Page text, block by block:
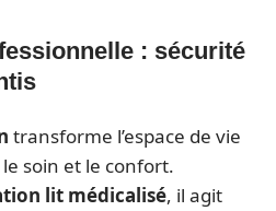
: sécurité
transforme l’espace de vie
soin et le confort.
lit médicalisé, il agit